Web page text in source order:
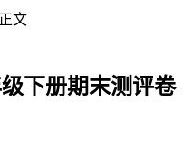
正文
下册期末测评卷